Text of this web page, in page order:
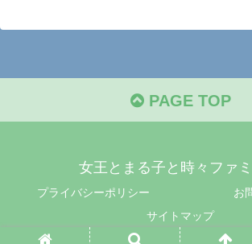
PAGE TOP
女王とまる子と時々ファ
プライバシーポリシー
お
サイトマップ